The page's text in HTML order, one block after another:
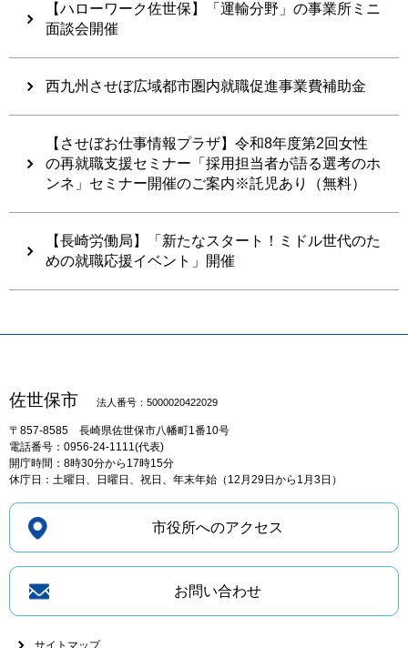
【ハローワーク佐世保】「運輸分野」の事業所ミニ
面談会開催
西九州させぼ広域都市圏内就職促進事業費補助金
【させぼお仕事情報プラザ】令和8年度第2回女性
の再就職支援セミナー「採用担当者が語る選考のホ
ンネ」セミナー開催のご案内※託児あり（無料）
【長崎労働局】「新たなスタート！ミドル世代のた
めの就職応援イベント」開催
佐世保市 法人番号：5000020422029
〒857-8585 長崎県佐世保市八幡町1番10号
電話番号：0956-24-1111(代表)
開庁時間：8時30分から17時15分
休庁日：土曜日、日曜日、祝日、年末年始（12月29日から1月3日）
市役所へのアクセス
お問い合わせ